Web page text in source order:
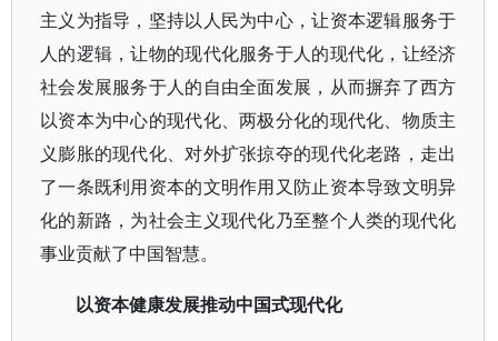
主义为指导，坚持以人民为中心，让资本逻辑服务于
人的逻辑，让物的现代化服务于人的现代化，让经济
社会发展服务于人的自由全面发展，从而摒弃了西方
以资本为中心的现代化、两极分化的现代化、物质主
义膨胀的现代化、对外扩张掠夺的现代化老路，走出
了一条既利用资本的文明作用又防止资本导致文明异
化的新路，为社会主义现代化乃至整个人类的现代化
事业贡献了中国智慧。
以资本健康发展推动中国式现代化